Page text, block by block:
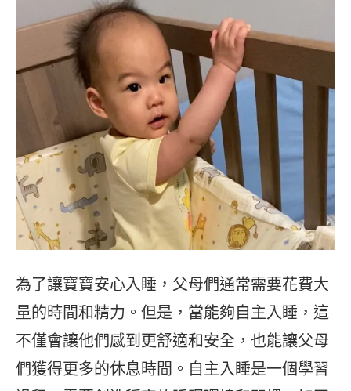
為了讓寶寶安心入睡，父母們通常需要花費大
量的時間和精力。但是，當能夠自主入睡，這
不僅會讓他們感到更舒適和安全，也能讓父母
們獲得更多的休息時間。自主入睡是一個學習